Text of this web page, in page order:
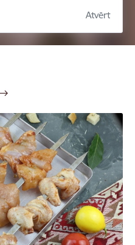
Atvērt